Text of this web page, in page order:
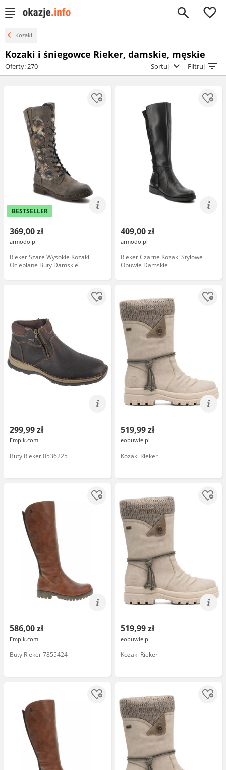
0
Kozaki
Kozaki i śniegowce Rieker, damskie, męskie
Oferty: 270 Sortuj Filtruj
BESTSELLER
369,00 zł
armodo.pl
Rieker Szare Wysokie Kozaki
Ocieplane Buty Damskie
409,00 zł
armodo.pl
Rieker Czarne Kozaki Stylowe
Obuwie Damskie
299,99 zł
Empik.com
Buty Rieker 0536225
519,99 zł
eobuwie.pl
Kozaki Rieker
586,00 zł
Empik.com
Buty Rieker 7855424
519,99 zł
eobuwie.pl
Kozaki Rieker